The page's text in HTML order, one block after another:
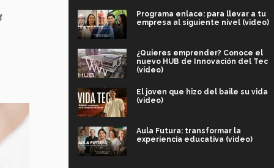
Programa enlace: para llevar a tu
empresa al siguiente nivel (video)
¿Quieres emprender? Conoce el
nuevo HUB de Innovación del Tec
(video)
El joven que hizo del baile su vida
(video)
Aula Futura: transformar la
experiencia educativa (video)